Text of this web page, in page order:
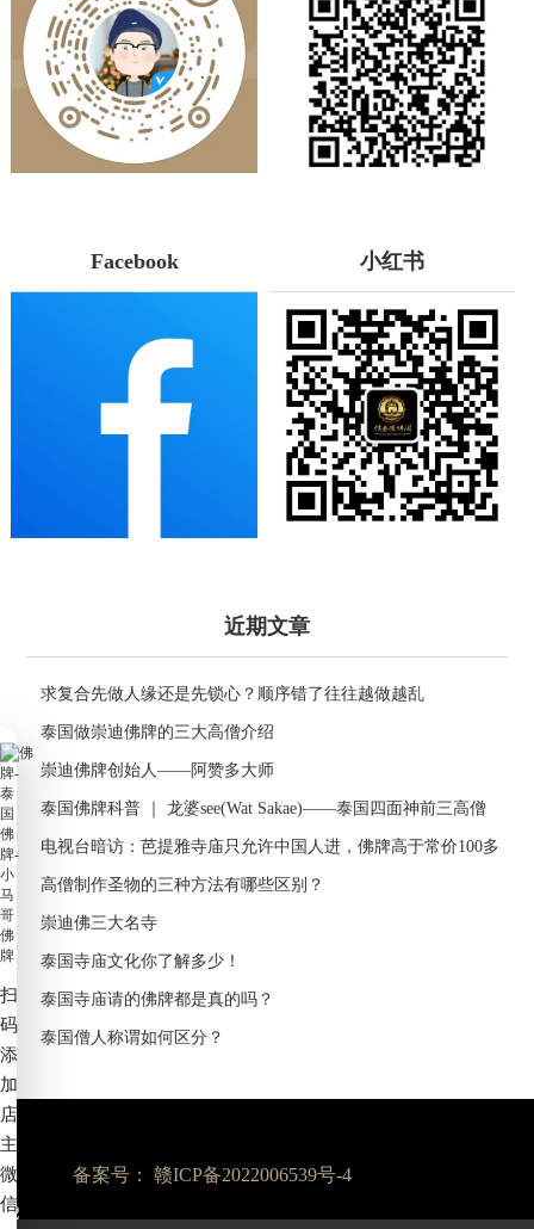
Facebook 小红书
近期文章
求复合先做人缘还是先锁心？顺序错了往往越做越乱
泰国做崇迪佛牌的三大高僧介绍
崇迪佛牌创始人——阿赞多大师
泰国佛牌科普 ｜ 龙婆see(Wat Sakae)——泰国四面神前三高僧
电视台暗访：芭提雅寺庙只允许中国人进，佛牌高于常价100多
倍！
高僧制作圣物的三种方法有哪些区别？
崇迪佛三大名寺
泰国寺庙文化你了解多少！
泰国寺庙请的佛牌都是真的吗？
泰国僧人称谓如何区分？
备案号： 赣ICP备2022006539号-4
扫
码
添
加
店
主
微
信